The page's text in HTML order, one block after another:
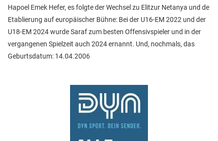
Hapoel Emek Hefer, es folgte der Wechsel zu Elitzur Netanya und de
Etablierung auf europäischer Bühne: Bei der U16-EM 2022 und der
U18-EM 2024 wurde Saraf zum besten Offensivspieler und in der
vergangenen Spielzeit auch 2024 ernannt. Und, nochmals, das
Geburtsdatum: 14.04.2006